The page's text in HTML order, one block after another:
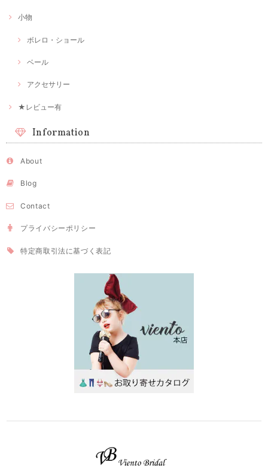
小物
ボレロ・ショール
ベール
アクセサリー
★レビュー有
Information
About
Blog
Contact
プライバシーポリシー
特定商取引法に基づく表記